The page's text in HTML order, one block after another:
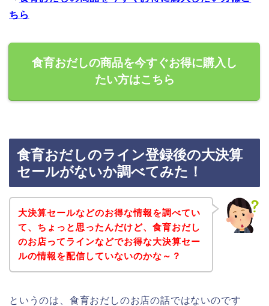
ちら
食育おだしの商品を今すぐお得に購入し
たい方はこちら
食育おだしのライン登録後の大決算
セールがないか調べてみた！
大決算セールなどのお得な情報を調べてい
て、ちょっと思ったんだけど、食育おだし
のお店ってラインなどでお得な大決算セー
ルの情報を配信していないのかな～？
というのは、食育おだしのお店の話ではないのです